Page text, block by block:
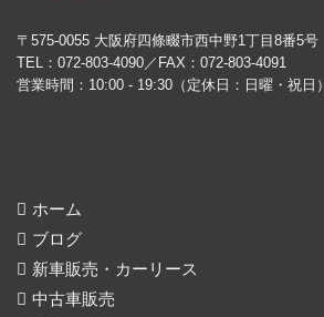
〒575-0055 大阪府四條畷市西中野1丁目8番5号
TEL：072-803-4090／FAX：072-803-4091
営業時間：10:00 - 19:30（定休日：日曜・祝日）
ホーム
ブログ
新車販売・カーリース
中古車販売